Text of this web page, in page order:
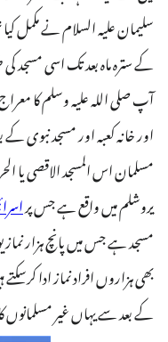
سلیمان علیہ السلام نے مکمل
کے سترہ ماہ بعد تک اسی
آپ صلی اللہ علیہ وسلم کا
اور خانہ کعبہ اور مسجد نبوی
مسلمان اس المسجد الاقصی یا
یروشلم میں واقع ہے جس پر
مسجد ہے جس میں پانچ ہزار
کے بعد سے یہاں غیر مسلمانوں